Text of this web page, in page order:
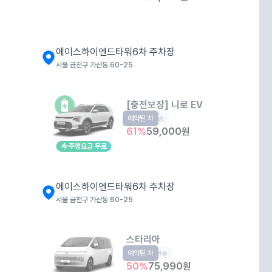
에이스하이엔드타워6차 주차장
서울 금천구 가산동 60-25
주행요금 무료
[충전보장] 니로 EV
EV 5인승
61%59,000원
예약된 차
에이스하이엔드타워6차 주차장
서울 금천구 가산동 60-25
스타리아
승합 11인승
50%75,990원
예약된 차